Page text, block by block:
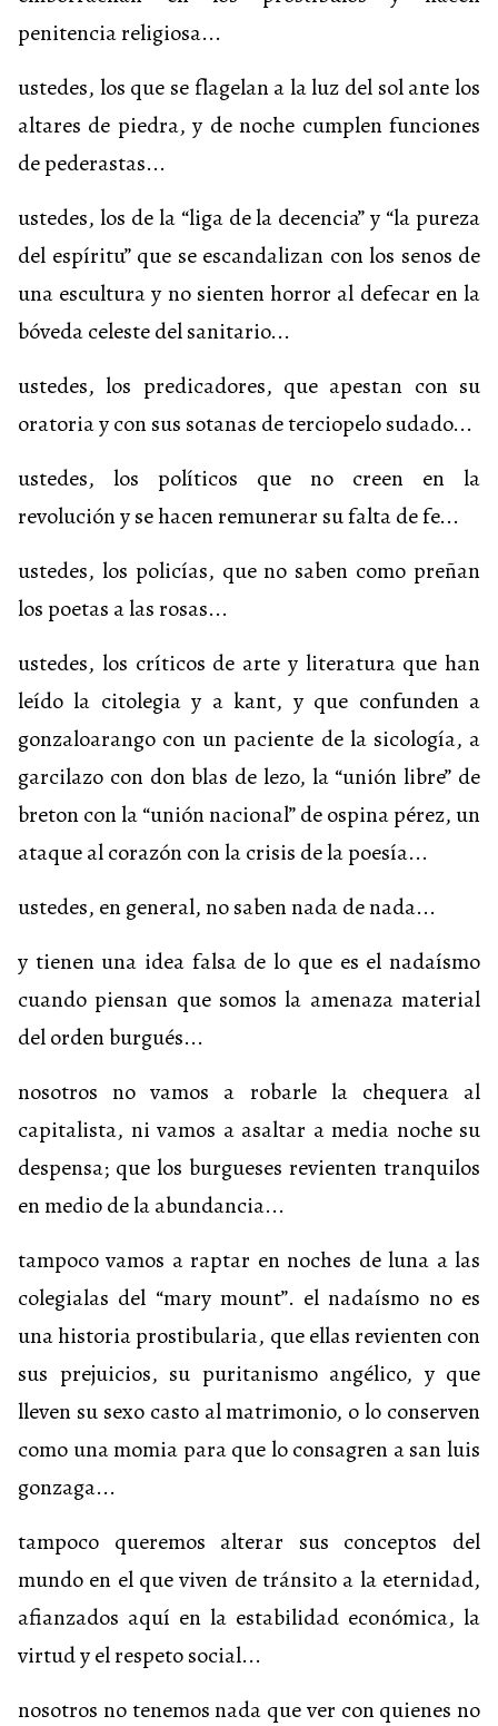
penitencia religiosa...
ustedes, los que se flagelan a la luz del sol ante los
altares de piedra, y de noche cumplen funciones
de pederastas...
ustedes, los de la “liga de la decencia” y “la pureza
del espíritu” que se escandalizan con los senos de
una escultura y no sienten horror al defecar en la
bóveda celeste del sanitario...
ustedes, los predicadores, que apestan con su
oratoria y con sus sotanas de terciopelo sudado...
ustedes, los políticos que no creen en la
revolución y se hacen remunerar su falta de fe...
ustedes, los policías, que no saben como preñan
los poetas a las rosas...
ustedes, los críticos de arte y literatura que han
leído la citolegia y a kant, y que confunden a
gonzaloarango con un paciente de la sicología, a
garcilazo con don blas de lezo, la “unión libre” de
breton con la “unión nacional” de ospina pérez, un
ataque al corazón con la crisis de la poesía...
ustedes, en general, no saben nada de nada...
y tienen una idea falsa de lo que es el nadaísmo
cuando piensan que somos la amenaza material
del orden burgués...
nosotros no vamos a robarle la chequera al
capitalista, ni vamos a asaltar a media noche su
despensa; que los burgueses revienten tranquilos
en medio de la abundancia...
tampoco vamos a raptar en noches de luna a las
colegialas del “mary mount”. el nadaísmo no es
una historia prostibularia, que ellas revienten con
sus prejuicios, su puritanismo angélico, y que
lleven su sexo casto al matrimonio, o lo conserven
como una momia para que lo consagren a san luis
gonzaga...
tampoco queremos alterar sus conceptos del
mundo en el que viven de tránsito a la eternidad,
afianzados aquí en la estabilidad económica, la
virtud y el respeto social...
nosotros no tenemos nada que ver con quienes no